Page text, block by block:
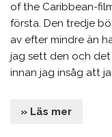
of the Caribbean-
första. Den tredje
av efter mindre än
jag sett den och
innan jag insåg att
» Läs mer